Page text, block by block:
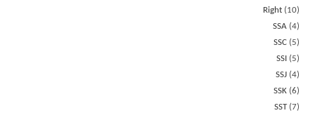
Right
10
SSA 4
SSC
5
SSI
5
SSJ 4
SSK 6
SST 7